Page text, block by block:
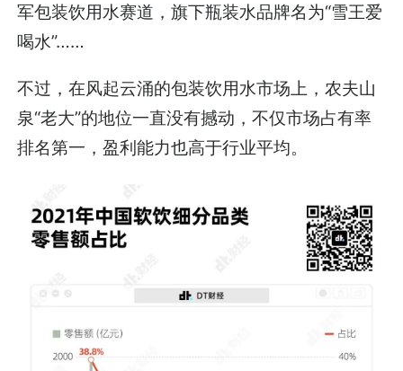
军包装饮用水赛道，旗下瓶装水品牌名为“雪王爱
喝水”……
不过，在风起云涌的包装饮用水市场上，农夫山
泉“老大”的地位一直没有撼动，不仅市场占有率
排名第一，盈利能力也高于行业平均。